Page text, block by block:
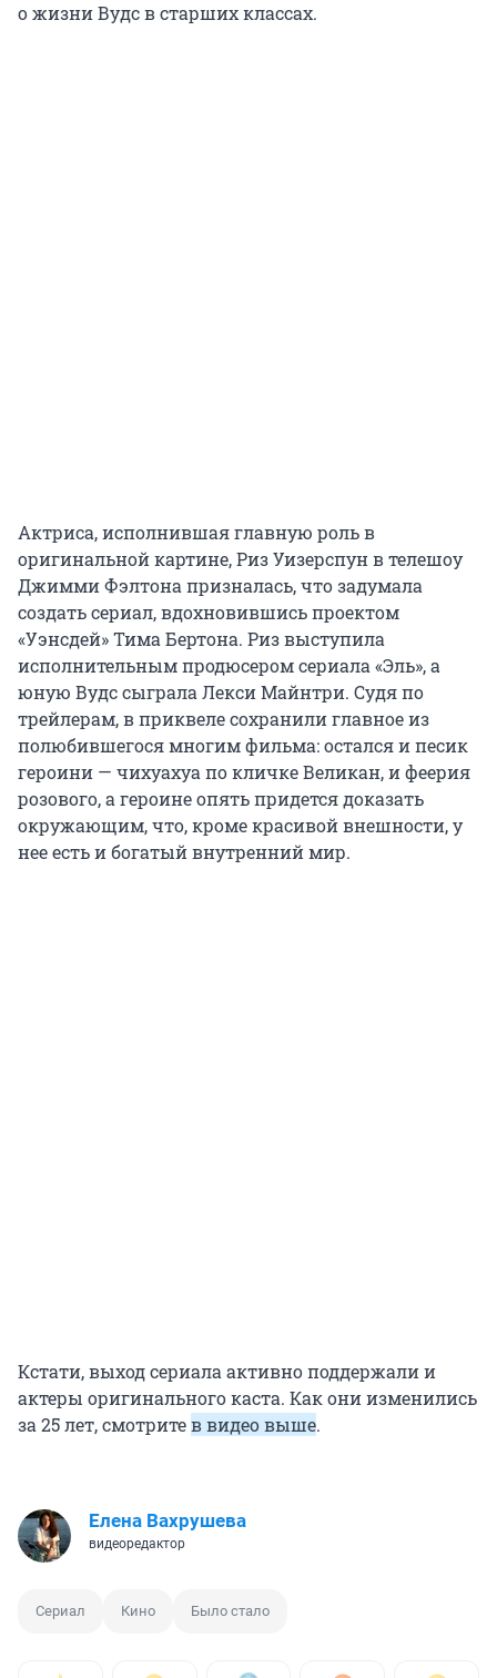
о жизни Вудс в старших классах.
Актриса, исполнившая главную роль в
оригинальной картине, Риз Уизерспун в телешоу
Джимми Фэлтона призналась, что задумала
создать сериал, вдохновившись проектом
«Уэнсдей» Тима Бертона. Риз выступила
исполнительным продюсером сериала «Эль», а
юную Вудс сыграла Лекси Майнтри. Судя по
трейлерам, в приквеле сохранили главное из
полюбившегося многим фильма: остался и песик
героини — чихуахуа по кличке Великан, и феерия
розового, а героине опять придется доказать
окружающим, что, кроме красивой внешности, у
нее есть и богатый внутренний мир.
Кстати, выход сериала активно поддержали и
актеры оригинального каста. Как они изменились
за 25 лет, смотритев видео выше.
Елена Вахрушева
видеоредактор
Сериал Кино Было стало